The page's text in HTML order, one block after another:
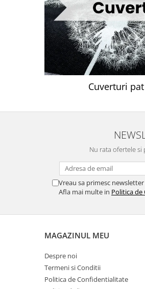
Cuverturi
Nu rata ofertele
Vreau sa primesc
Afla mai multe in Politica
MAGAZINUL MEU
Despre noi
Termeni si Conditii
Politica de Confidentialitate